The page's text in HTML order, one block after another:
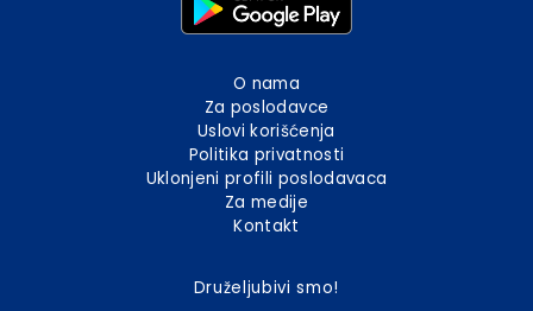
O nama
Za poslodavce
Uslovi korišćenja
Politika privatnosti
Uklonjeni profili poslodavaca
Za medije
Kontakt
Druželjubivi smo!